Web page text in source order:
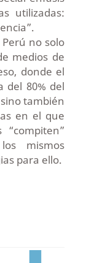
utilizadas:
no solo
medios de
donde el
del 80% del
también
en el que
mismos
para ello.